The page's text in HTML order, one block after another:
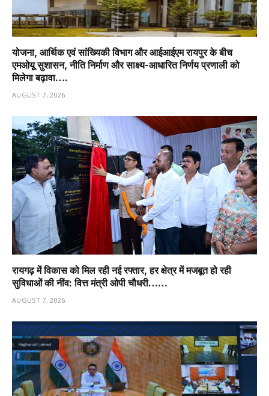
योजना, आर्थिक एवं सांख्यिकी विभाग और आईआईएम रायपुर के बीच
एमओयू सुशासन, नीति निर्माण और साक्ष्य-आधारित निर्णय प्रणाली को
मिलेगा बढ़ावा….
AUGUST 7, 2026
रायगढ़ में विकास को मिल रही नई रफ्तार, हर क्षेत्र में मजबूत हो रही
सुविधाओं की नींव: वित्त मंत्री ओपी चौधरी……
AUGUST 7, 2026